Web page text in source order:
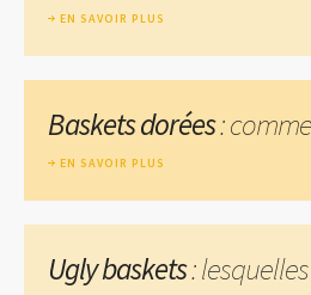
EN SAVOIR PLUS
Baskets dorées:
EN SAVOIR PLUS
Ugly baskets: